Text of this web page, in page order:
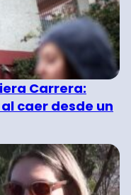
Carrera:
caer desde un